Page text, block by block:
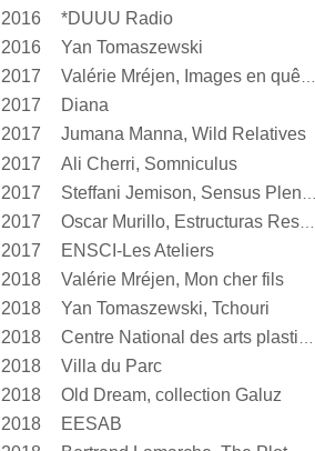
2016
*DUUU Radio
2016 Yan Tomaszewski
2017
Valérie Mréjen, Images en quête d'histoires
2017
Diana
2017 Jumana Manna, Wild Relatives
2017 Ali Cherri, Somniculus
2017
2017 Oscar Murillo, Estructuras Resonantes
2017 ENSCI-Les Ateliers
2018
Valérie Mréjen, Mon cher fils
2018 Yan Tomaszewski, Tchouri
2018 Centre National des arts plastiques
2018
Villa du Parc
2018
Old Dream, collection Galuz
2018
EESAB